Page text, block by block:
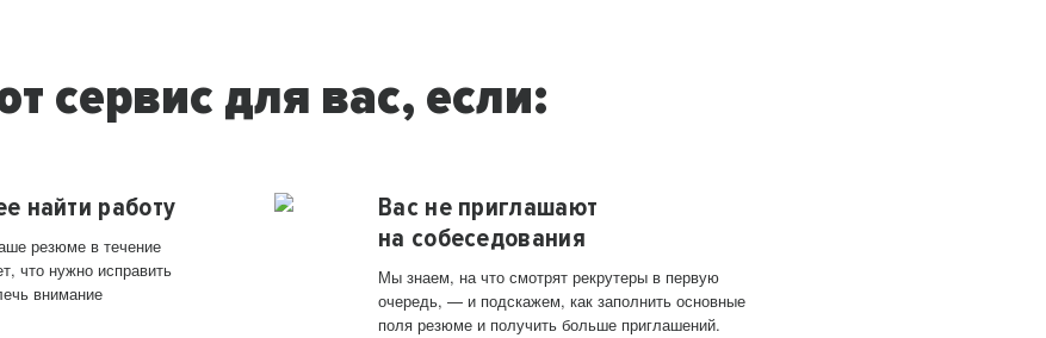
сервис для вас, если:
найти работу
резюме в течение
что нужно исправить
внимание
Вас не приглашают
на собеседования
Мы знаем, на что смотрят рекрутеры в первую
очередь, — и подскажем, как заполнить основные
поля резюме и получить больше приглашений.